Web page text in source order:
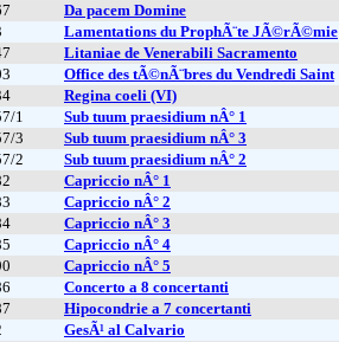
Da pacem Domine
Lamentations du ProphÃ¨te JÃ©rÃ©mie
Litaniae de Venerabili Sacramento
Office des tÃ©nÃ¨bres du Vendredi Saint
Regina coeli (VI)
1
Sub tuum praesidium nÂ° 1
3
Sub tuum praesidium nÂ° 3
2
Sub tuum praesidium nÂ° 2
Capriccio nÂ° 1
Capriccio nÂ° 2
Capriccio nÂ° 3
Capriccio nÂ° 4
Capriccio nÂ° 5
Concerto a 8 concertanti
Hipocondrie a 7 concertanti
GesÃ¹ al Calvario